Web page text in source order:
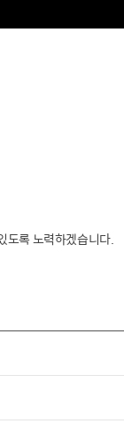
도록 노력하겠습니다.